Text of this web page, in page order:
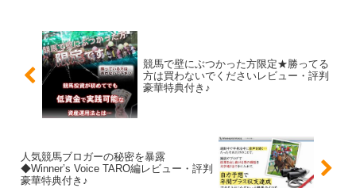
競馬で壁にぶつかった方限定★勝ってる
方は買わないでくださいレビュー・評判
豪華特典付き♪
人気競馬ブロガーの秘密を暴露
◆Winner’s Voice TARO編レビュー・評判
豪華特典付き♪